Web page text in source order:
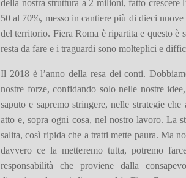
della nostra struttura a 2 milioni, fatto crescere
50 al 70%, messo in cantiere più di dieci
del territorio. Fiera Roma è ripartita e questo
resta da fare e i traguardi sono molteplici e
Il 2018 è l’anno della resa dei conti.
nostre forze, confidando solo nelle nostre
saputo e sapremo stringere, nelle strategie
atto e, sopra ogni cosa, nel nostro lavoro. La
salita, così ripida che a tratti mette paura. Ma
davvero ce la metteremo tutta, potremo
responsabilità che proviene dalla